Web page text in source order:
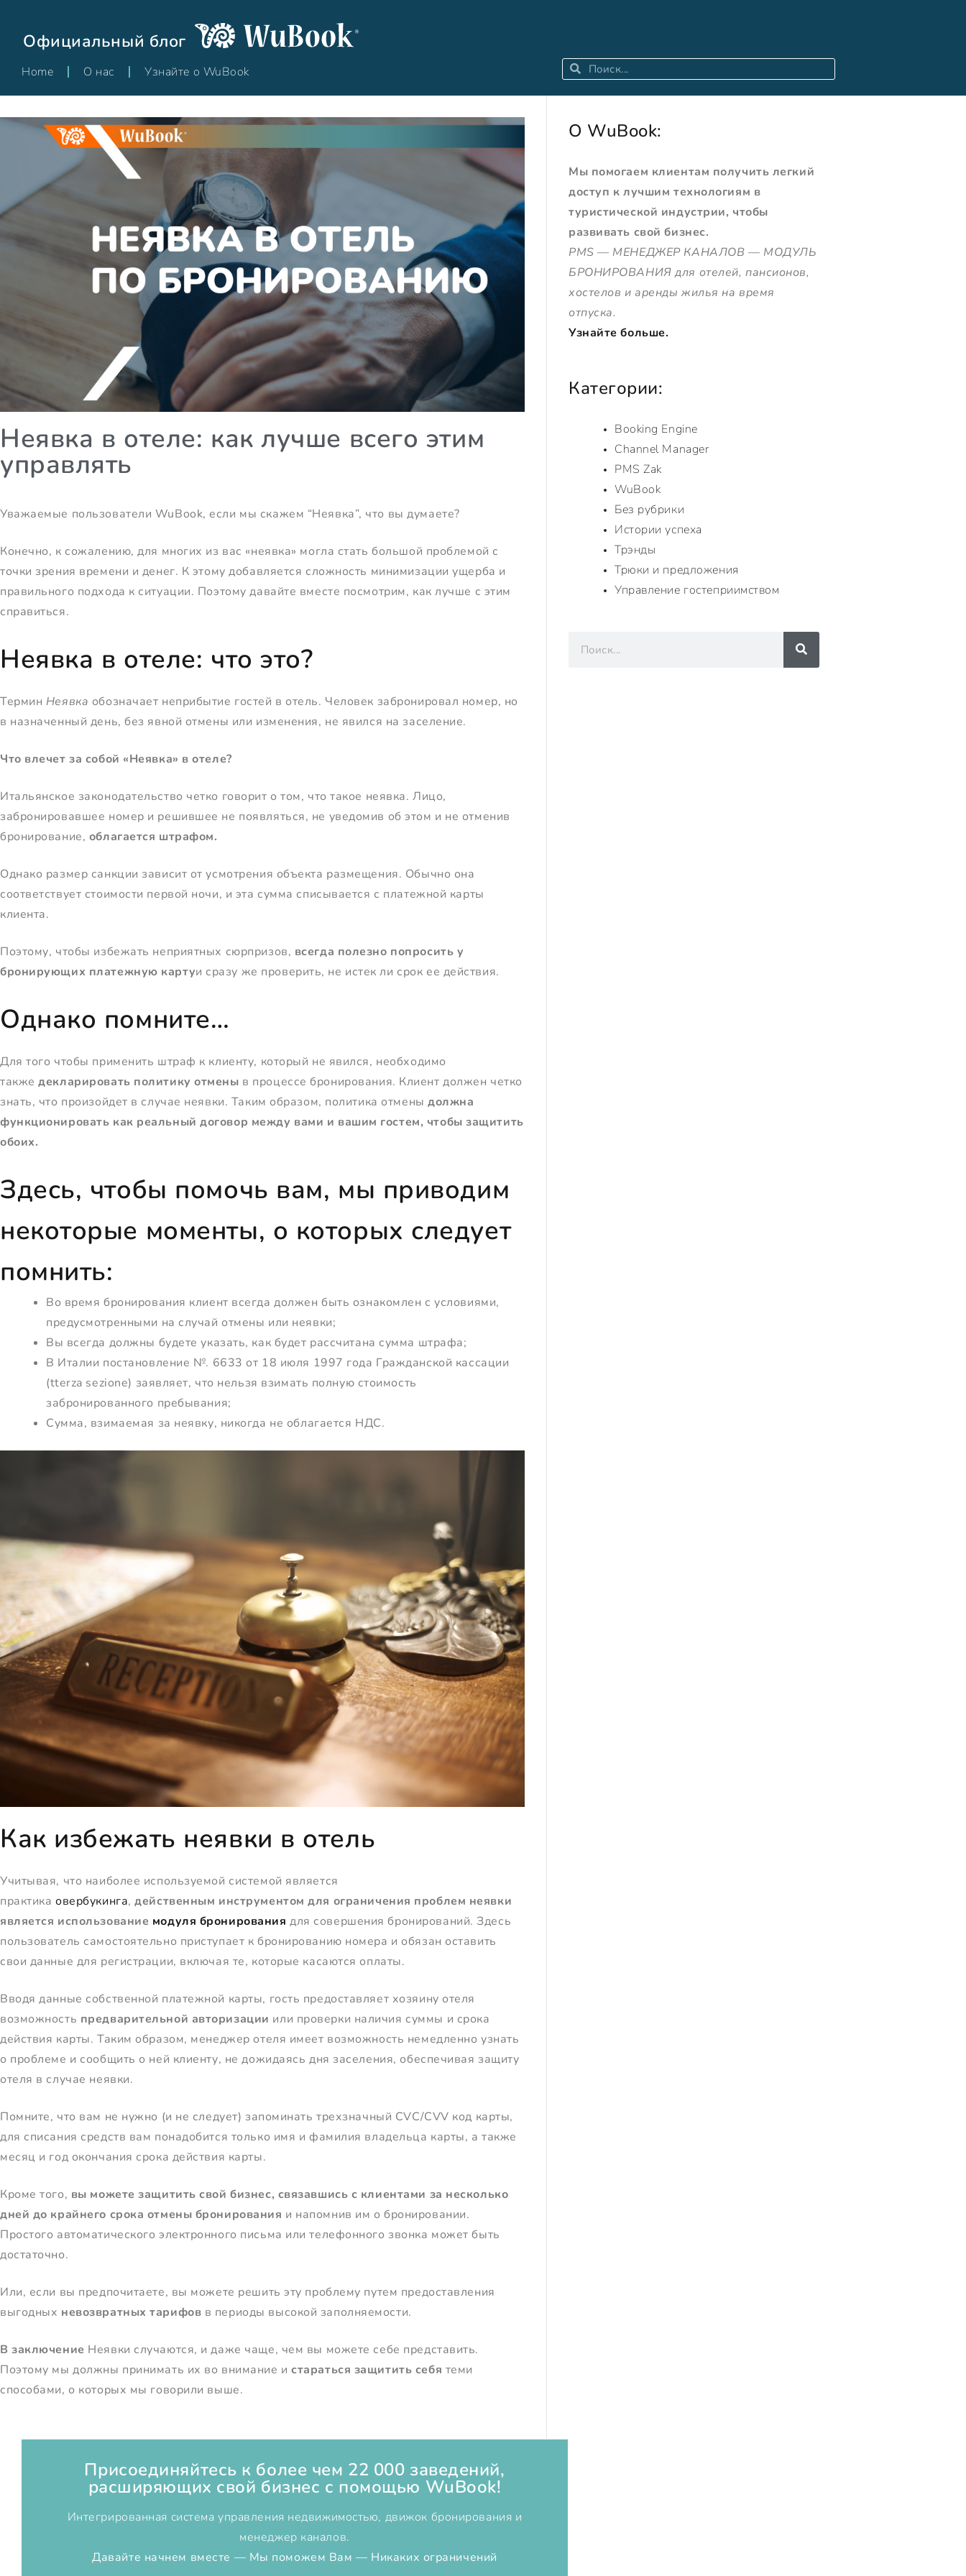
Официальный блог
Home О нас Узнайте о WuBook
Неявка в отеле: как лучше всего этим
управлять
Уважаемые пользователи WuBook, если мы скажем “Неявка”, что вы думаете?
Конечно, к сожалению, для многих из вас «неявка» могла стать большой проблемой с
точки зрения времени и денег. К этому добавляется сложность минимизации ущерба и
правильного подхода к ситуации. Поэтому давайте вместе посмотрим, как лучше с этим
справиться.
Неявка в отеле: что это?
Термин Неявка обозначает неприбытие гостей в отель. Человек забронировал номер, но
в назначенный день, без явной отмены или изменения, не явился на заселение.
Что влечет за собой «Неявка» в отеле?
Итальянское законодательство четко говорит о том, что такое неявка. Лицо,
забронировавшее номер и решившее не появляться, не уведомив об этом и не отменив
бронирование, облагается штрафом.
Однако размер санкции зависит от усмотрения объекта размещения. Обычно она
соответствует стоимости первой ночи, и эта сумма списывается с платежной карты
клиента.
Поэтому, чтобы избежать неприятных сюрпризов, всегда полезно попросить у
бронирующих платежную картуи сразу же проверить, не истек ли срок ее действия.
Однако помните…
Для того чтобы применить штраф к клиенту, который не явился, необходимо
такжедекларировать политику отмены в процессе бронирования. Клиент должен четко
знать, что произойдет в случае неявки. Таким образом, политика отменыдолжна
функционировать как реальный договор между вами и вашим гостем, чтобы защитить
обоих.
Здесь, чтобы помочь вам, мы приводим
некоторые моменты, о которых следует
помнить:
Во время бронирования клиент всегда должен быть ознакомлен с условиями,
предусмотренными на случай отмены или неявки;
Вы всегда должны будете указать, как будет рассчитана сумма штрафа;
В Италии постановление №. 6633 от 18 июля 1997 года Гражданской кассации
(tterza sezione) заявляет, что нельзя взимать полную стоимость
забронированного пребывания;
Сумма, взимаемая за неявку, никогда не облагается НДС.
Как избежать неявки в отель
Учитывая, что наиболее используемой системой является
практикаовербукинга,действенным инструментом для ограничения проблем неявки
является использование модуля бронирования для совершения бронирований. Здесь
пользователь самостоятельно приступает к бронированию номера и обязан оставить
свои данные для регистрации, включая те, которые касаются оплаты.
Вводя данные собственной платежной карты, гость предоставляет хозяину отеля
возможность предварительной авторизации или проверки наличия суммы и срока
действия карты. Таким образом, менеджер отеля имеет возможность немедленно узнать
о проблеме и сообщить о ней клиенту, не дожидаясь дня заселения, обеспечивая защиту
отеля в случае неявки.
Помните, что вам не нужно (и не следует) запоминать трехзначный CVC/CVV код карты,
для списания средств вам понадобится только имя и фамилия владельца карты, а также
месяц и год окончания срока действия карты.
Кроме того, вы можете защитить свой бизнес, связавшись с клиентами за несколько
дней до крайнего срока отмены бронирования и напомнив им о бронировании.
Простого автоматического электронного письма или телефонного звонка может быть
достаточно.
Или, если вы предпочитаете, вы можете решить эту проблему путем предоставления
выгодных невозвратных тарифов в периоды высокой заполняемости.
В заключение Неявки случаются, и даже чаще, чем вы можете себе представить.
Поэтому мы должны принимать их во внимание истараться защитить себя теми
способами, о которых мы говорили выше.
О WuBook:
Мы помогаем клиентам получить легкий
доступ к лучшим технологиям в
туристической индустрии, чтобы
развивать свой бизнес.
PMS — МЕНЕДЖЕР КАНАЛОВ — МОДУЛЬ
БРОНИРОВАНИЯ для отелей, пансионов,
хостелов и аренды жилья на время
отпуска.
Узнайте больше.
Категории:
Booking Engine
Channel Manager
PMS Zak
WuBook
Без рубрики
Истории успеха
Трэнды
Трюки и предложения
Управление гостеприимством
Присоединяйтесь к более чем 22 000 заведений,
расширяющих свой бизнес с помощью WuBook!
Интегрированная система управления недвижимостью, движок бронирования и
менеджер каналов.
Давайте начнем вместе — Мы поможем Вам — Никаких ограничений